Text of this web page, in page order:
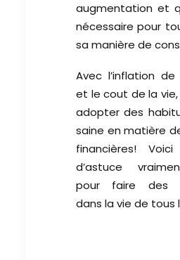
augmentation et
nécessaire pour
sa manière de
Avec l’inflation de
et le cout de la
adopter des
saine en matière
financières!
d’astuce
pour faire des
dans la vie de tous